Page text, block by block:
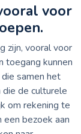
voor
zijn, vooral voor
toegang kunnen
samen het
de culturele
om rekening te
bezoek aan